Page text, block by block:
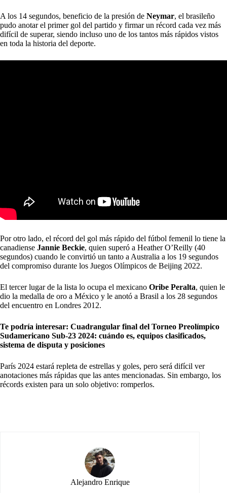
A los 14 segundos, beneficio de la presión de Neymar, el brasileño
pudo anotar el primer gol del partido y firmar un récord cada vez más
difícil de superar, siendo incluso uno de los tantos más rápidos vistos
en toda la historia del deporte.
Por otro lado, el récord del gol más rápido del fútbol femenil lo tiene la
canadiense Jannie Beckie, quien superó a Heather O’Reilly (40
segundos) cuando le convirtió un tanto a Australia a los 19 segundos
del compromiso durante los Juegos Olímpicos de Beijing 2022.
El tercer lugar de la lista lo ocupa el mexicano Oribe Peralta, quien le
dio la medalla de oro a México y le anotó a Brasil a los 28 segundos
del encuentro en Londres 2012.
Te podría interesar: Cuadrangular final del Torneo Preolímpico
Sudamericano Sub-23 2024: cuándo es, equipos clasificados,
sistema de disputa y posiciones
París 2024 estará repleta de estrellas y goles, pero será difícil ver
anotaciones más rápidas que las antes mencionadas. Sin embargo, los
récords existen para un solo objetivo: romperlos.
Alejandro Enrique